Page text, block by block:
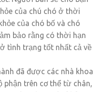
của chú chó ở thời
của chó bố và chó
bảo rằng có thời hạn
tình trạng tốt nhất cả về
đã được các nhà khoa
phận trên cơ thể từ chân,